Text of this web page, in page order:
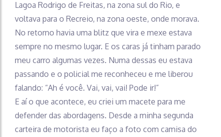
Lagoa Rodrigo de Freitas, na zona sul do Rio, e
voltava para o Recreio, na zona oeste, onde morava.
No retorno havia uma blitz que vira e mexe estava
sempre no mesmo lugar. E os caras já tinham parado
meu carro algumas vezes. Numa dessas eu estava
passando e o policial me reconheceu e me liberou
falando: “Ah é você. Vai, vai, vai! Pode ir!”
E aí o que acontece, eu criei um macete para me
defender das abordagens. Desde a minha segunda
carteira de motorista eu faço a foto com camisa do